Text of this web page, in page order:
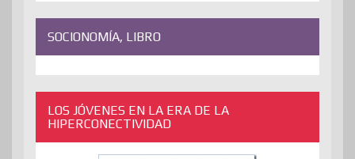
SOCIONOMÍA, LIBRO
LOS JÓVENES EN LA ERA DE LA
HIPERCONECTIVIDAD